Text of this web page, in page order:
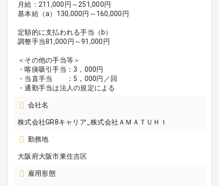
月給：211,000円～251,000円
基本給（a）130,000円～160,000円
定額的に支払われる手当（b）
調整手当81,000円～91,000円
＜その他の手当等＞
・喀痰吸引手当：3，000円
・当直手当 ：5，000円／回
・通勤手当は法人の規定による
会社名
株式会社GR8キャリア_株式会社ＡＭＡＴＵＨＩ
勤務地
大阪府大阪市東住吉区
雇用形態